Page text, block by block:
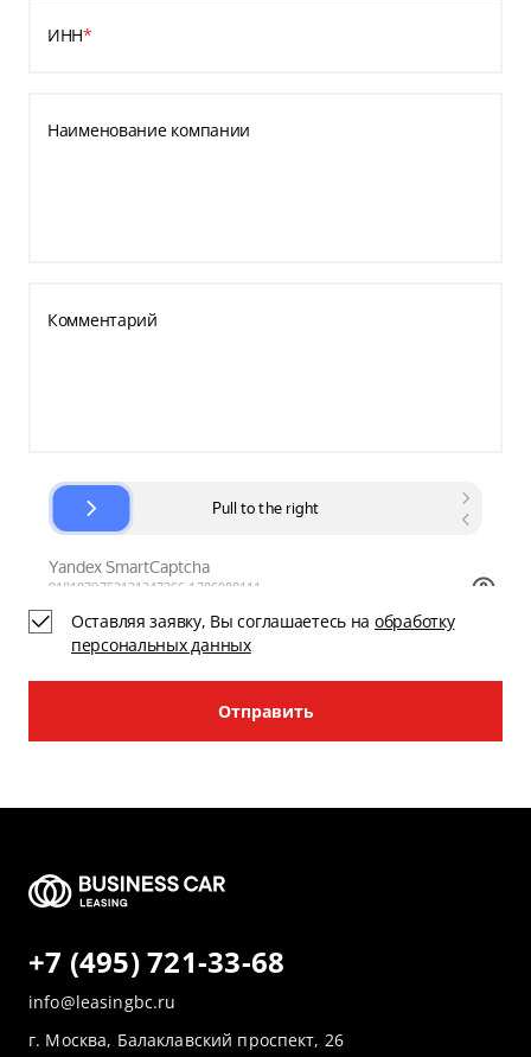
ИНН*
Наименование компании
Комментарий
Отправить
Оставляя заявку, Вы соглашаетесь на обработку
персональных данных
+7 (495) 721-33-68
info@leasingbc.ru
г. Москва, Балаклавский проспект, 26